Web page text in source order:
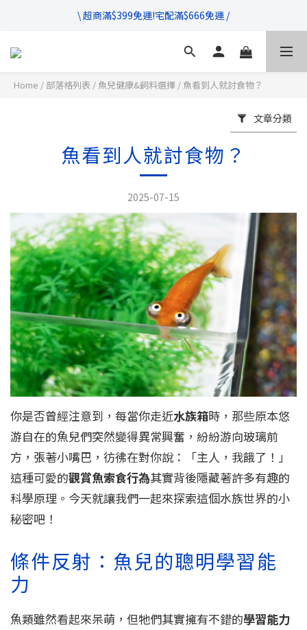
\ 超商滿$399免運!宅配滿$666免運 /
\ 超商滿$399免運!宅配滿$666免運 /
\ 滿$888享95折，$1111享9折優惠 /
Home / 部落格列表 / 魚兒健康&飼料選擇 / 魚看到人就討食物？
文章分類
魚看到人就討食物？
2025-07-15
你是否曾經注意到，每當你走近水族箱時，那些原本悠
游自在的魚兒們突然變得異常興奮，紛紛游向玻璃前
方，張著小嘴巴，彷彿在對你說：「主人，我餓了！」
這種可愛的觀賞魚索食行為其實背後隱藏著許多有趣的
科學原理。今天就讓我們一起來探索這個水族世界的小
秘密吧！
條件反射：魚兒的聰明學習能
力
魚類雖然看起來呆萌，但牠們其實擁有不錯的學習能力